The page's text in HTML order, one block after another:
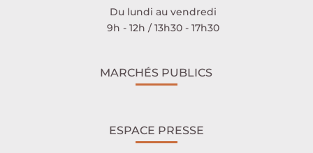
Du lundi au vendredi
9h - 12h / 13h30 - 17h30
MARCHÉS PUBLICS
ESPACE PRESSE